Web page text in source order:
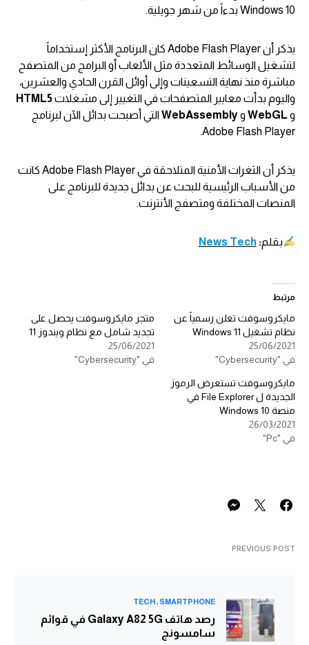
Windows 10 بدءاً من شهر جويلية.
يذكر أن Adobe Flash Player كان البرنامج الأكثر إستخداماً
لتشغيل الوسائط المتعددة مثل الألعاب أو البرامج من المتصفح
مباشرة منذ نهاية التسعينات وإلى أوائل القرن الحادي والعشرين،
واليوم بدأت معايير المتصفحات في التغيير إلى مشغلاتHTML5
و WebGL و WebAssemblyالتي أصبحت بدائل الآن لبرنامج
Adobe Flash Player.
يذكر أن الثغرات الأمنية المتلاحقة في Adobe Flash Player كانت
من الأسباب الرئيسية للبحث عن بدائل جديدة للبرنامج على
المنصات المختلفة ومتصفج الأنترنت.
بقلم:
News Tech
مرتبط
مايكروسوفت تعلن رسمياً عن
نظام تشغيل Windows 11
25/06/2021
في "Cybersecurity"
متجر مايكروسوفت يحصل على
تجديد شامل مع نظام ويندوز 11
25/06/2021
في "Cybersecurity"
مايكروسوفت تستعرض الرموز
الجديدة ل File Explorer في
منصة Windows 10
26/03/2021
في "Pc"
PREVIOUS POST
SMARTPHONE
TECH
رصد هاتف Galaxy A82 5G في قوائم
سامسونج